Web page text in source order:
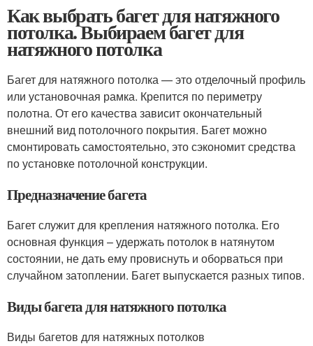
Как выбрать багет для натяжного
потолка. Выбираем багет для
натяжного потолка
Багет для натяжного потолка — это отделочный профиль
или установочная рамка. Крепится по периметру
полотна. От его качества зависит окончательный
внешний вид потолочного покрытия. Багет можно
смонтировать самостоятельно, это сэкономит средства
по установке потолочной конструкции.
Предназначение багета
Багет служит для крепления натяжного потолка. Его
основная функция – удержать потолок в натянутом
состоянии, не дать ему провиснуть и оборваться при
случайном затоплении. Багет выпускается разных типов.
Виды багета для натяжного потолка
Виды багетов для натяжных потолков